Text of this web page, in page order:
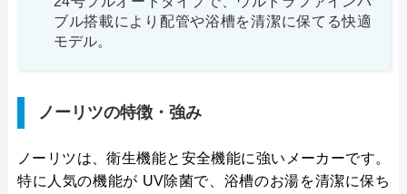
ブル搭載により配管や浴槽を清潔に保てる快適
モデル。
ノーリツの特徴・強み
ノーリツは、衛生機能と安全機能に強いメーカーです。
特に人気の機能が UV除菌で、浴槽のお湯を清潔に保ち